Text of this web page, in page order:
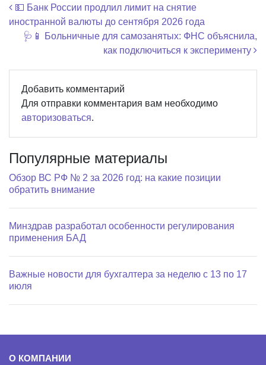
Навигация по записям
💵 Банк России продлил лимит на снятие
иностранной валюты до сентября 2026 года
🩺📱 Больничные для самозанятых: ФНС объяснила,
как подключиться к эксперименту
Добавить комментарий
Для отправки комментария вам необходимо
авторизоваться.
Популярные материалы
Обзор ВС РФ № 2 за 2026 год: на какие позиции
обратить внимание
Минздрав разработал особенности регулирования
применения БАД
Важные новости для бухгалтера за неделю с 13 по 17
июля
О КОМПАНИИ